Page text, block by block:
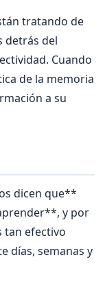
tratando de
detrás del
Cuando
de la memoria
a su
dicen que**
y por
tan efectivo
días, semanas y